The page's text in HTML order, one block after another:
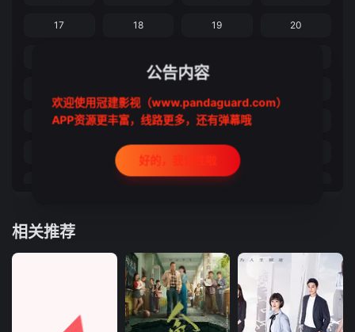
17 18 19 20
29 30 31
番综2
彩蛋2 彩蛋3
彩14 彩15 彩16
彩18 彩19 彩20
相关推荐
公告内容
欢迎使用冠建影视（www.pandaguard.com）
APP资源更丰富，线路更多，还有弹幕哦
好的，我记住啦